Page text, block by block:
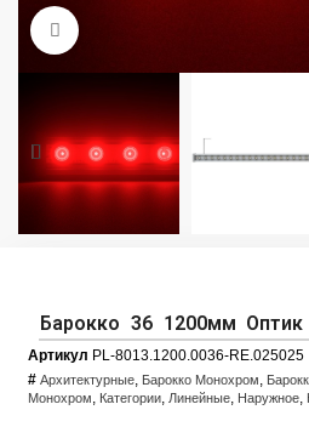
Барокко 36 1200мм Оптик
Артикул PL-8013.1200.0036-RE.025025
# Архитектурные, Барокко Монохром,
Монохром, Категории, Линейные, Наружное,